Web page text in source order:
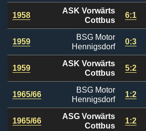
1958
ASK Vorwärts
Cottbus
6:1
1959
BSG Motor
Hennigsdorf
0:3
1959
ASK Vorwärts
Cottbus
5:2
1965/66
BSG Motor
Hennigsdorf
1:2
1965/66
ASG Vorwärts
Cottbus
1:2